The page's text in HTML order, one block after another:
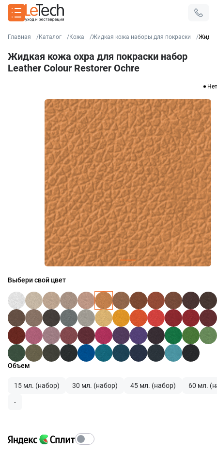
Главная Каталог Кожа Жидкая кожа наборы для покраски
Жидкая кожа охра для покраски набор
Leather Colour Restorer Ochre
Выбери свой цвет
Объем
15 мл. (набор) 30 мл. (набор) 45 мл. (набор) 60 мл.
-